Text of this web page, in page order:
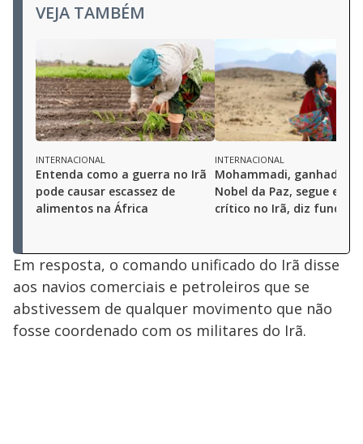
VEJA TAMBÉM
INTERNACIONAL
Entenda como a guerra no Irã
pode causar escassez de
alimentos na África
INTERNACIONAL
Mohammadi, ganhadora
Nobel da Paz, segue em
crítico no Irã, diz
Em resposta, o comando unificado do Irã disse
aos navios comerciais e petroleiros que se
abstivessem de qualquer movimento que não
fosse coordenado com os militares do Irã.